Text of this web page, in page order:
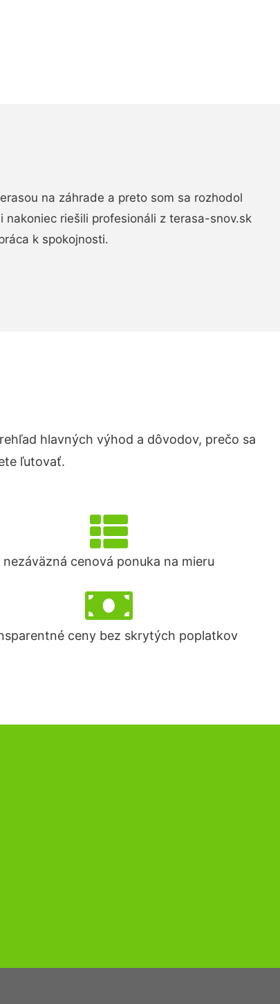
na záhrade a preto som sa rozhodol
nakoniec riešili profesionáli z terasa-snov.sk
k spokojnosti.
hlavných výhod a dôvodov, prečo sa
ľutovať.
nezáväzná cenová ponuka na mieru
ceny bez skrytých poplatkov